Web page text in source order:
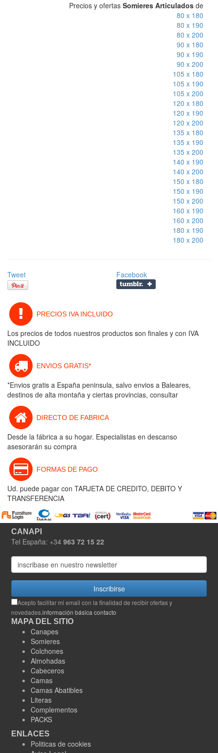
Precios y ofertas Somieres Articulados de
80 x 180
80 x 190
80 x 200
90 x 180
90 x 190
90 x 200
105 x 180
105 x 190
105 x 200
120 x 180
120 x 190
120 x 200
135 x 180
135 x 190
135 x 200
140 x 190
140 x 200
150 x 180
150 x 190
150 x 200
160 x 190
160 x 200
180 x 190
180 x 200
Tweet Facebook
PRECIOS IVA INCLUIDO
Los precios de todos nuestros productos son finales y con IVA
INCLUIDO
ENVIOS GRATIS*
*Envios gratis a España peninsula, salvo envios a Baleares,
destinos de alta montaña y ciertas provincias, consultar
DIRECTO DE FABRICA
Desde la fábrica a su hogar. Especialistas en descanso
asesorarán su compra
FORMAS DE PAGO
Ud. puede pagar con TARJETA DE CREDITO, DEBITO Y
TRANSFERENCIA
CANAPI
Tel España: +34 963 72 15 22
Inscribirse
Acepto facilitar mi email con la finalidad de recibir ofertas y
novedades.información básica contacto
MAPA DEL SITIO
Canapes
Somieres
Colchones
Almohadas
Cabeceros
Camas
Camas Abatibles
Literas
Complementos
PACKS
ENLACES
Politicas de cookies